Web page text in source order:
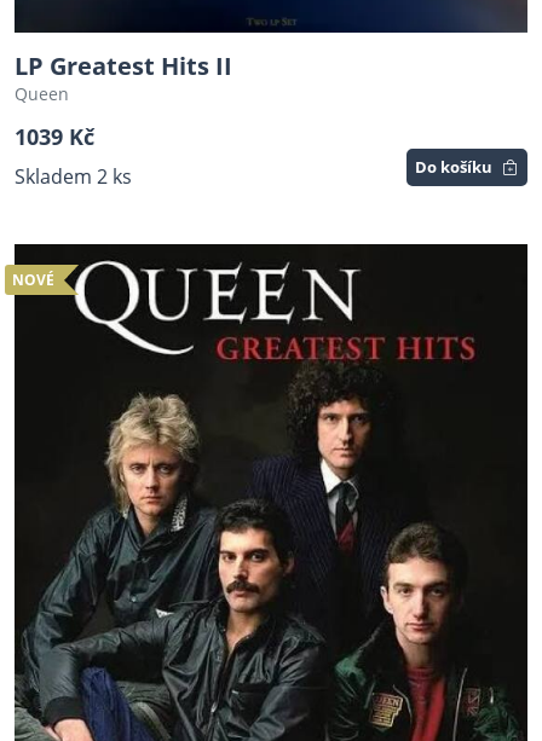
LP Greatest Hits II
Queen
1039 Kč
Skladem 2 ks Do košíku
NOVÉ